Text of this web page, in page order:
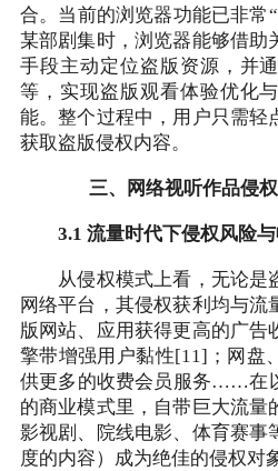
合。当前的浏览器功能已非常
某部剧集时，浏览器能够借助
手段主动定位盗版资源，并
等，实现盗版观看体验优化
能。整个过程中，用户只需轻
获取盗版侵权内容。
三、网络视听作品侵
3.1 流量时代下侵权风险与
从侵权模式上看，无论是
网络平台，其侵权获利均与流
版网站、应用获得更高的广告
擎带增强用户黏性[11]；网盘
供更多的收费会员服务……在
的商业模式里，自带巨大流量
影视剧、院线电影、体育赛事
度的内容）成为绝佳的侵权对